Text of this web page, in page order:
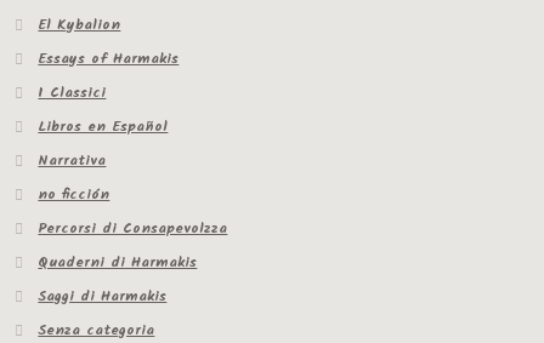
El Kybalion
Essays of Harmakis
I Classici
Libros en Español
Narrativa
no ficción
Percorsi di Consapevolzza
Quaderni di Harmakis
Saggi di Harmakis
Senza categoria